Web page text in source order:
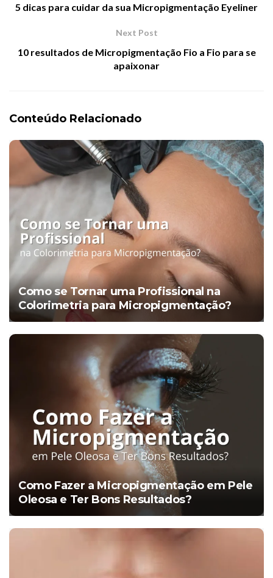
5 dicas para cuidar da sua Micropigmentação Eyeliner
Next Post
10 resultados de Micropigmentação Fio a Fio para se
apaixonar
Conteúdo Relacionado
Como se Tornar uma Profissional na
Colorimetria para Micropigmentação?
Como Fazer a Micropigmentação em Pele
Oleosa e Ter Bons Resultados?